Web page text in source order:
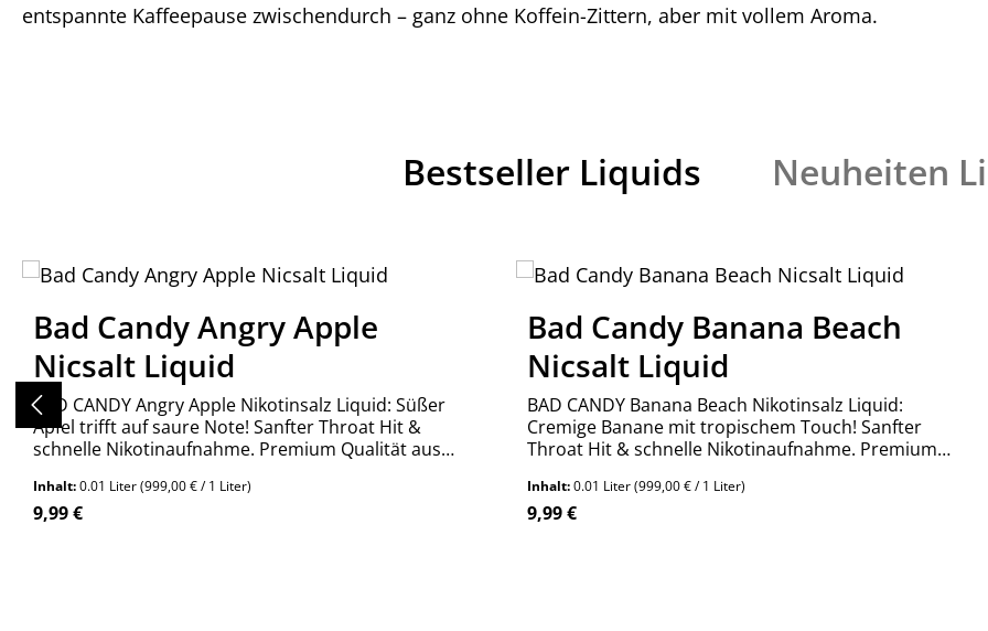
entspannte Kaffeepause zwischendurch – ganz ohne Koffein-Zittern, aber mit vollem Aroma.
Bestseller Liquids Neuheiten
Produktgalerie überspringen
Bad Candy Angry Apple
Nicsalt Liquid
BAD CANDY Angry Apple Nikotinsalz Liquid: Süßer
Apfel trifft auf saure Note! Sanfter Throat Hit &
schnelle Nikotinaufnahme. Premium Qualität aus
Inhalt:0.01 Liter(999,00 € / 1 Liter)
Regulärer Preis:
9,99 €
Bad Candy Banana Beach
Nicsalt Liquid
BAD CANDY Banana Beach Nikotinsalz Liquid:
Cremige Banane mit tropischem Touch! Sanfter
Throat Hit & schnelle Nikotinaufnahme. Premium
Inhalt:0.01 Liter(999,00 € / 1 Liter)
Regulärer Preis:
9,99 €